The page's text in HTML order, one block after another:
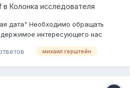
в Колонка исследователя
дата" Необходимо обращать
интересующего нас
михаил герштейн